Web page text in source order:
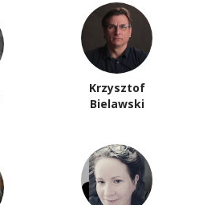
Krzysztof
Bielawski